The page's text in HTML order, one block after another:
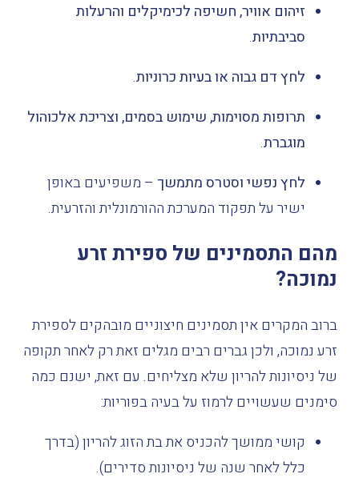
זיהום אוויר, חשיפה לכימיקלים והרעלות
סביבתיות.
לחץ דם גבוה או בעיות כרוניות.
תרופות מסוימות, שימוש בסמים, וצריכת אלכוהול
מוגברת.
לחץ נפשי וסטרס מתמשך– משפיעים באופן
ישיר על תפקוד המערכת ההורמונלית והזרעית.
מהם התסמינים של ספירת זרע
נמוכה?
ברוב המקרים אין תסמינים חיצוניים מובהקים לספירת
זרע נמוכה, ולכן גברים רבים מגלים זאת רק לאחר תקופה
של ניסיונות להריון שלא מצליחים. עם זאת, ישנם כמה
סימנים שעשויים לרמוז על בעיה בפוריות:
קושי ממושך להכניס את בת הזוג להריון (בדרך
כלל לאחר שנה של ניסיונות סדירים).